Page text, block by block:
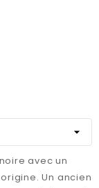
avec un
Un ancien